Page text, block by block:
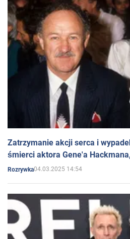
Zatrzymanie akcji serca i
śmierci aktora Gene'a
Rozrywka04.03.2025 14:54